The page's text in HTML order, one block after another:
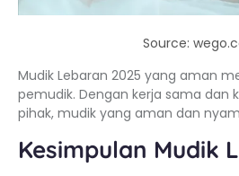
Source:
Mudik Lebaran 2025 yang aman
pemudik. Dengan kerja sama dan
pihak, mudik yang aman dan
Kesimpulan Mudik